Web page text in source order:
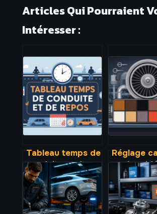
Articles Qui Pourraient
Intéresser :
Tableau temps de
conduite et de
repos : règles,
calculs et
exemples clairs
Réglage
couleur
bougie :
pratique à